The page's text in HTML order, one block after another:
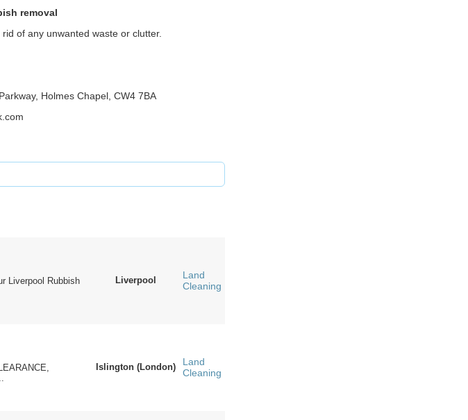
removal
rid of any unwanted waste or clutter.
Holmes Chapel, CW4 7BA
Liverpool Rubbish
Liverpool
Land
Cleaning
Islington (London)
Land
Cleaning